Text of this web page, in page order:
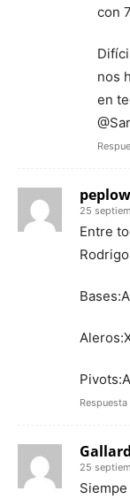
con
nos
en
25
Entre
Respuesta
25